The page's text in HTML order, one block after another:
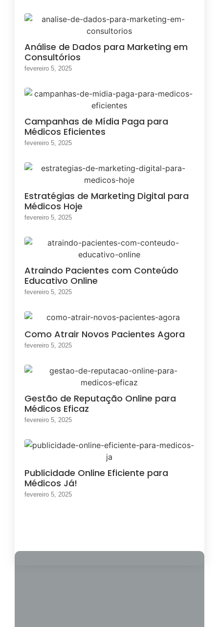
Análise de Dados para Marketing em
Consultórios
fevereiro 5, 2025
Campanhas de Mídia Paga para
Médicos Eficientes
fevereiro 5, 2025
Estratégias de Marketing Digital para
Médicos Hoje
fevereiro 5, 2025
Atraindo Pacientes com Conteúdo
Educativo Online
fevereiro 5, 2025
Como Atrair Novos Pacientes Agora
fevereiro 5, 2025
Gestão de Reputação Online para
Médicos Eficaz
fevereiro 5, 2025
Publicidade Online Eficiente para
Médicos Já!
fevereiro 5, 2025